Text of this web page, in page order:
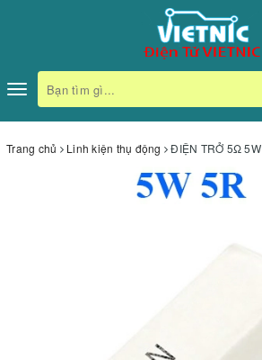
Toggle
navigation
Trang chủ Linh kiện thụ động ĐIỆN TRỞ 5Ω 5W